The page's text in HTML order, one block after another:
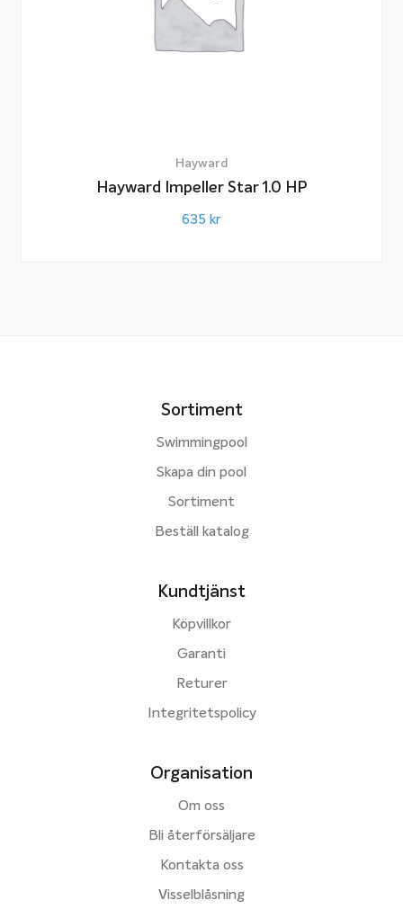
Hayward
Hayward Impeller Star 1.0 HP
635 kr
Sortiment
Swimmingpool
Skapa din pool
Sortiment
Beställ katalog
Kundtjänst
Köpvillkor
Garanti
Returer
Integritetspolicy
Organisation
Om oss
Bli återförsäljare
Kontakta oss
Visselblåsning